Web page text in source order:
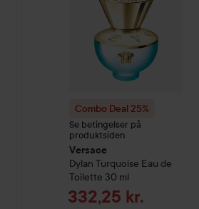
Combo Deal 25%
Se betingelser på
produktsiden
Versace
Dylan Turquoise Eau de
Toilette 30 ml
Tilbudspris
332,25 kr.